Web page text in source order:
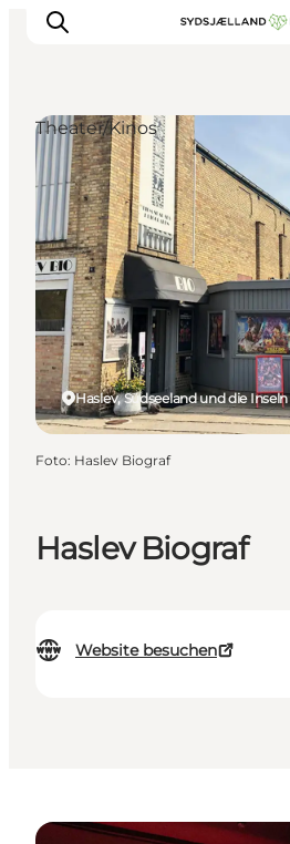
Erleben
Städte und Orte
Events
Essen
Unterkunft
Reise planen
Haslev Biograf
Website besuchen
Haslev, Südseeland und die Inseln
Theater/Kinos
Foto: Haslev Biograf